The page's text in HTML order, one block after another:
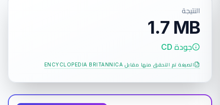
النتيجة
1.7 MB
جودة CD
الصيغة تم التحقق منها مقابل ENCYCLOPEDIA BRITANNICA